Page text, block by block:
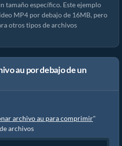
tamaño específico. Este ejemplo
MP4 por debajo de 16MB, pero
otros tipos de archivos
au por debajo de un
archivo au para comprimir"
archivos